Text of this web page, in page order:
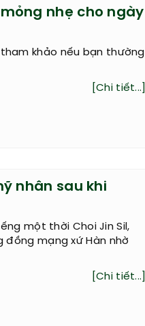
nhẹ cho ngày
khảo nếu bạn thường
[Chi tiết...]
nhân sau khi
một thời Choi Jin Sil,
đồng mạng xứ Hàn nhờ
[Chi tiết...]